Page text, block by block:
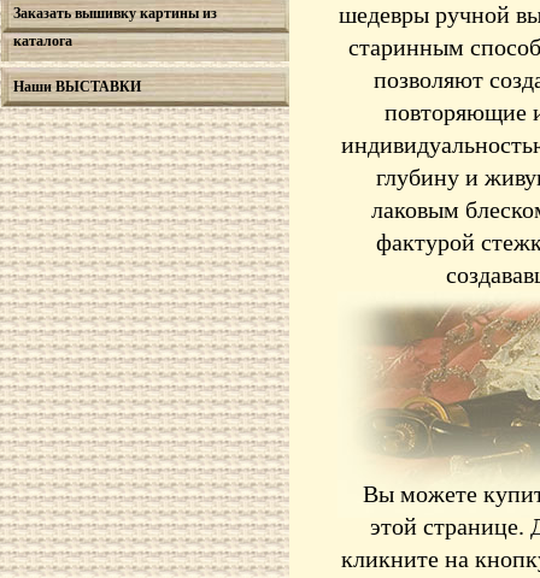
Заказать вышивку картины из
каталога
Наши ВЫСТАВКИ
шедевры ручной
старинным
позволяют
повторяющие
глубину и
лаковым
фактурой
Вы можете
этой странице.
кликните на